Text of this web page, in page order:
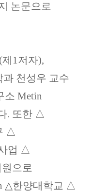
논문으로
제 1저자),
천성우 교수
소 Metin
. 또한 △
△
업 △
으로
△한양대학교 △